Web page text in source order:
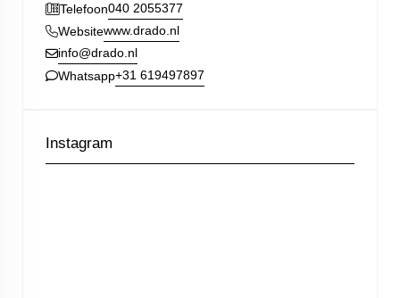
Telefoon040 2055377
Websitewww.drado.nl
info@drado.nl
Whatsapp+31 619497897
Instagram